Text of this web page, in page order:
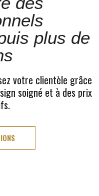
plus de
votre clientèle grâce
soigné et à des prix